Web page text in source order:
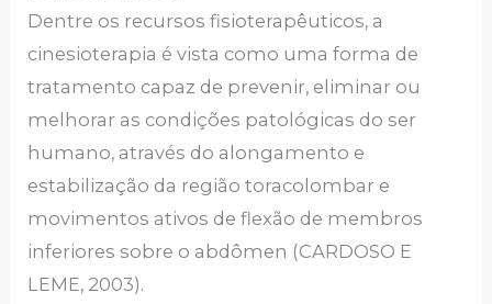
Dentre os recursos fisioterapêuticos, a
cinesioterapia é vista como uma forma de
tratamento capaz de prevenir, eliminar ou
melhorar as condições patológicas do ser
humano, através do alongamento e
estabilização da região toracolombar e
movimentos ativos de flexão de membros
inferiores sobre o abdômen (CARDOSO E
LEME, 2003).